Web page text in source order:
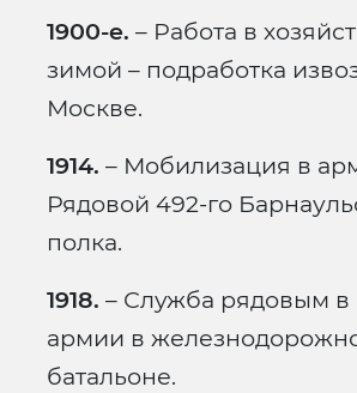
1900-е. – Работа в
зимой – подработка
Москве.
1914. – Мобилизация в
Рядовой 492-го
полка.
1918. – Служба рядовым в
армии в
батальоне.